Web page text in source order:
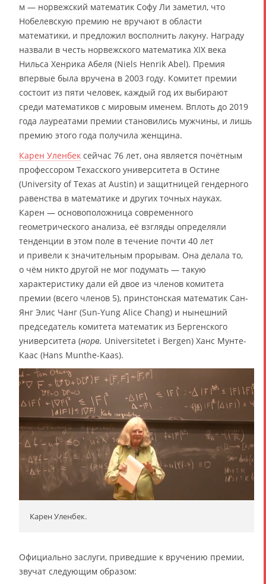
м — норвежский математик Софу Ли заметил, что
Нобелевскую премию не вручают в области
математики, и предложил восполнить лакуну. Награду
назвали в честь норвежского математика XIX века
Нильса Хенрика Абеля (Niels Henrik Abel). Премия
впервые была вручена в 2003 году. Комитет премии
состоит из пяти человек, каждый год их выбирают
среди математиков с мировым именем. Вплоть до 2019
года лауреатами премии становились мужчины, и лишь
премию этого года получила женщина.
Карен Уленбек сейчас 76 лет, она является почётным
профессором Техасского университета в Остине
(University of Texas at Austin) и защитницей гендерного
равенства в математике и других точных науках.
Карен — основоположница современного
геометрического анализа, её взгляды определяли
тенденции в этом поле в течение почти 40 лет
и привели к значительным прорывам. Она делала то,
о чём никто другой не мог подумать — такую
характеристику дали ей двое из членов комитета
премии (всего членов 5), принстонская математик Сан-
Янг Элис Чанг (Sun-Yung Alice Chang) и нынешний
председатель комитета математик из Бергенского
университета (норв. Universitetet i Bergen) Ханс Мунте-
Каас (Hans Munthe-Kaas).
Карен Уленбек.
Официально заслуги, приведшие к вручению премии,
звучат следующим образом: